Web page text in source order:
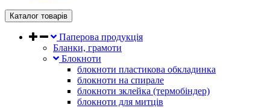
Каталог товарів
Паперова продукція
Бланки, грамоти
Блокноти
блокноти пластикова обкладинка
блокноти на спирале
блокноти зклейка (термобіндер)
блокноти для митців